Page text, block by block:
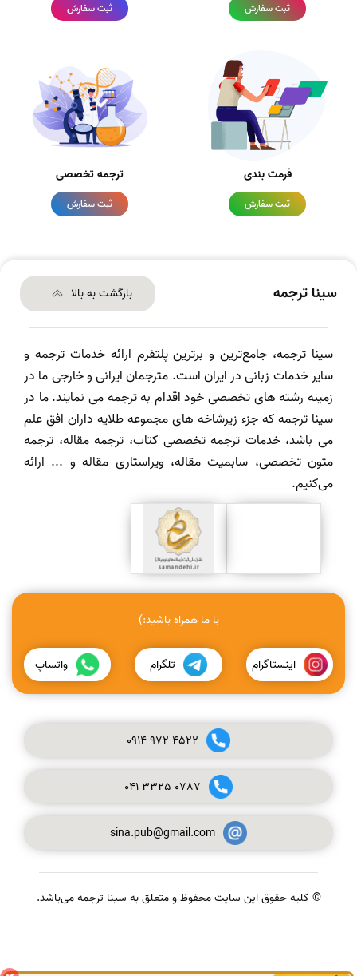
ثبت سفارش ثبت سفارش
فرمت بندی
ثبت سفارش
ترجمه تخصصی
ثبت سفارش
سینا ترجمه بازگشت به بالا
سینا ترجمه، جامع‌ترین و برترین پلتفرم ارائه خدمات ترجمه و
سایر خدمات زبانی در ایران است. مترجمان ایرانی و خارجی ما در
زمینه رشته های تخصصی خود اقدام به ترجمه می نمایند. ما در
سینا ترجمه که جزء زیرشاخه های مجموعه طلایه داران افق علم
می باشد، خدمات ترجمه تخصصی کتاب، ترجمه مقاله، ترجمه
متون تخصصی، سابمیت مقاله، ویراستاری مقاله و ... ارائه
می‌کنیم.
با ما همراه باشید:)
اینستاگرام تلگرام واتساپ
0914972 4522
041 3325 0787
sina.pub@gmail.com
© کلیه حقوق این سایت محفوظ و متعلق به سینا ترجمه می‌باشد.